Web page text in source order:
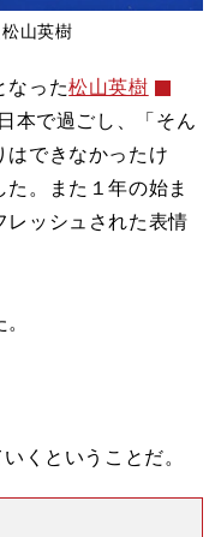
山英樹
なった松山英樹
本で過ごし、「そん
はできなかったけ
。また１年の始ま
レッシュされた表情
くということだ。